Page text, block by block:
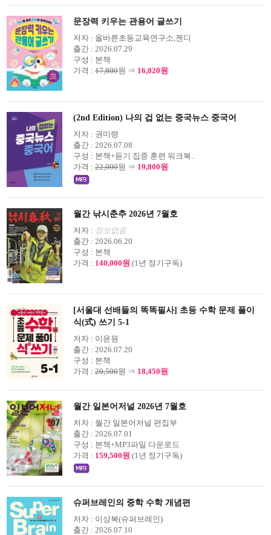
문장력 키우는 관용어 글쓰기
저자 : 올바른초등교육연구소,젠디
출간 : 2026.07.29
구성 : 본책
가격 : 17,800원 ⇒ 16,020원
(2nd Edition) 나의 겁 없는 중국뉴스 중국어
저자 : 권미령
출간 : 2026.07.08
구성 : 본책+듣기 집중 훈련 워크북..
가격 : 22,000원 ⇒ 19,800원
월간 낚시춘추 2026년 7월호
저자 : 정보없음
출간 : 2026.06.20
구성 : 본책
가격 : 140,000원 (1년 정기구독)
[서울대 선배들의 똑똑필사] 초등 수학 문제 풀이
식(式) 쓰기 5-1
저자 : 이윤원
출간 : 2026.07.20
구성 : 본책
가격 : 20,500원 ⇒ 18,450원
월간 일본어저널 2026년 7월호
저자 : 월간 일본어저널 편집부
출간 : 2026.07.01
구성 : 본책+MP3파일 다운로드
가격 : 159,500원 (1년 정기구독)
슈퍼브레인의 중학 수학 개념편
저자 : 이상복(슈퍼브레인)
출간 : 2026.07.10